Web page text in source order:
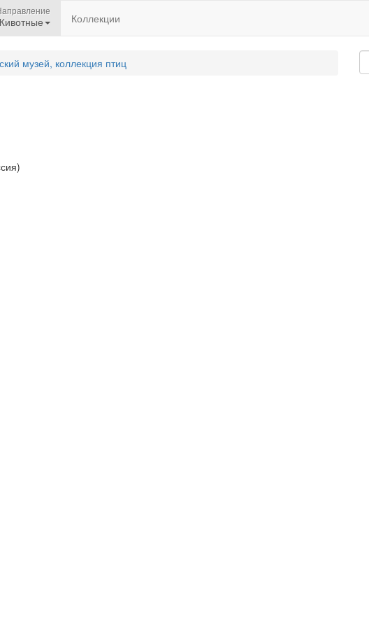
Коллекции
музей, коллекция птиц